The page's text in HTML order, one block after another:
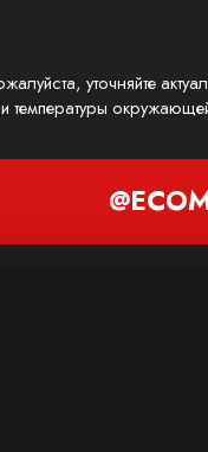
уточняйте
и температуры